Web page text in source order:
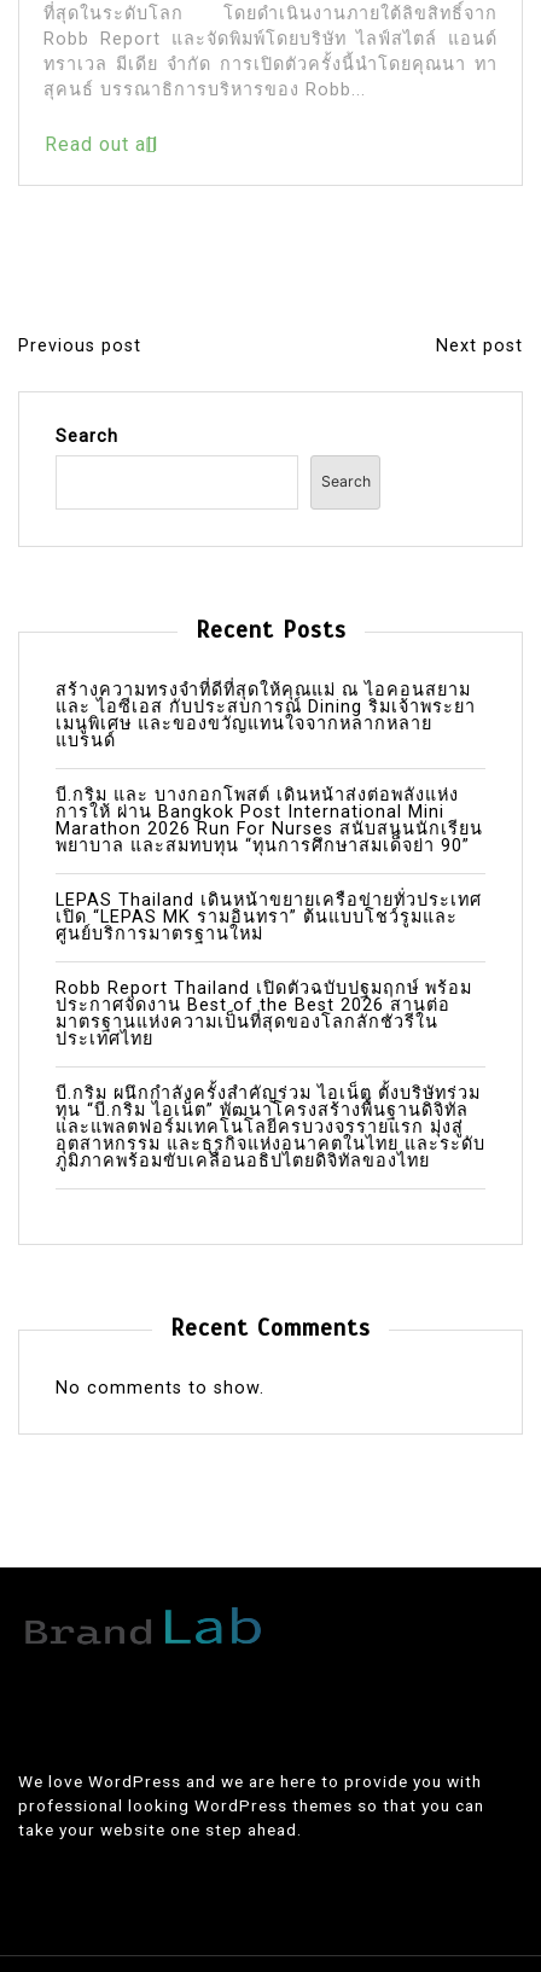
ที่สุดในระดับโลก โดยดำเนินงานภายใต้ลิขสิทธิ์จาก
Robb Report และจัดพิมพ์โดยบริษัท ไลฟ์สไตล์ แอนด์
ทราเวล มีเดีย จำกัด การเปิดตัวครั้งนี้นำโดยคุณนา ทา
สุคนธ์ บรรณาธิการบริหารของ Robb...
Read out all
P
o
a
Previous post Next post
Search
Search
Recent Posts
สร้างความทรงจำที่ดีที่สุดให้คุณแม่ ณ ไอคอนสยาม
และ ไอซีเอส กับประสบการณ์ Dining ริมเจ้าพระยา
เมนูพิเศษ และของขวัญแทนใจจากหลากหลาย
แบรนด์
บี.กริม และ บางกอกโพสต์ เดินหน้าส่งต่อพลังแห่ง
การให้ ผ่าน Bangkok Post International Mini
Marathon 2026 Run For Nurses สนับสนุนนักเรียน
พยาบาล และสมทบทุน “ทุนการศึกษาสมเด็จย่า 90”
LEPAS Thailand เดินหน้าขยายเครือข่ายทั่วประเทศ
เปิด “LEPAS MK รามอินทรา” ต้นแบบโชว์รูมและ
ศูนย์บริการมาตรฐานใหม่
Robb Report Thailand เปิดตัวฉบับปฐมฤกษ์ พร้อม
ประกาศจัดงาน Best of the Best 2026 สานต่อ
มาตรฐานแห่งความเป็นที่สุดของโลกลักชัวรีใน
ประเทศไทย
บี.กริม ผนึกกำลังครั้งสำคัญร่วม ไอเน็ต ตั้งบริษัทร่วม
ทุน “บี.กริม ไอเน็ต” พัฒนาโครงสร้างพื้นฐานดิจิทัล
และแพลตฟอร์มเทคโนโลยีครบวงจรรายแรก มุ่งสู่
อุตสาหกรรม และธุรกิจแห่งอนาคตในไทย และระดับ
ภูมิภาคพร้อมขับเคลื่อนอธิปไตยดิจิทัลของไทย
Recent Comments
No comments to show.
We love WordPress and we are here to provide you with
professional looking WordPress themes so that you can
take your website one step ahead.